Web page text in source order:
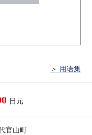
＞ 用语集
日元
官山町